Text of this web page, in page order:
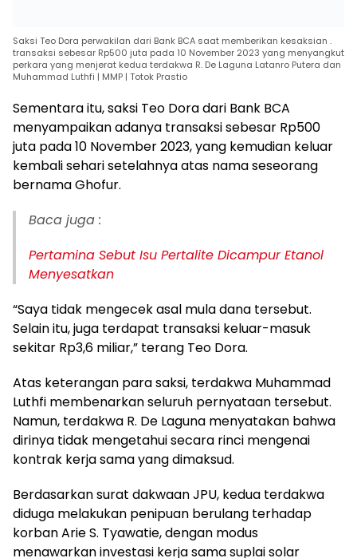
Saksi Teo Dora perwakilan dari Bank BCA saat memberikan kesaksian .
transaksi sebesar Rp500 juta pada 10 November 2023 yang menyangkut
perkara yang menjerat kedua terdakwa R. De Laguna Latanro Putera dan
Muhammad Luthfi | MMP | Totok Prastio
Sementara itu, saksi Teo Dora dari Bank BCA
menyampaikan adanya transaksi sebesar Rp500
juta pada 10 November 2023, yang kemudian keluar
kembali sehari setelahnya atas nama seseorang
bernama Ghofur.
Baca juga :
Pertamina Sebut Isu Pertalite Dicampur Etanol
Menyesatkan
“Saya tidak mengecek asal mula dana tersebut.
Selain itu, juga terdapat transaksi keluar-masuk
sekitar Rp3,6 miliar,” terang Teo Dora.
Atas keterangan para saksi, terdakwa Muhammad
Luthfi membenarkan seluruh pernyataan tersebut.
Namun, terdakwa R. De Laguna menyatakan bahwa
dirinya tidak mengetahui secara rinci mengenai
kontrak kerja sama yang dimaksud.
Berdasarkan surat dakwaan JPU, kedua terdakwa
diduga melakukan penipuan berulang terhadap
korban Arie S. Tyawatie, dengan modus
menawarkan investasi kerja sama suplai solar